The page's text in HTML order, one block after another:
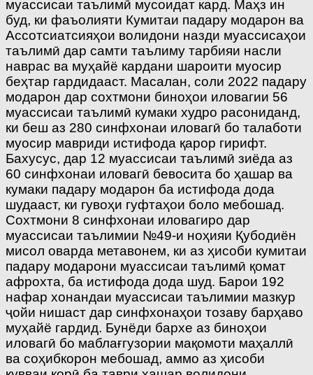
муассисаи таълимӣ мусоидат кард. Маҳз ин
буд, ки фаъолияти Кумитаи падару модарон ва
Ассотсиатсияҳои волидони назди муассисаҳои
таълимӣ дар самти таълиму тарбияи насли
наврас ва муҳайё кардани шароити муосир
беҳтар гардидааст. Масалан, соли 2022 падару
модарон дар сохтмони биноҳои иловагии 56
муассисаи таълимӣ кумаки худро расониданд,
ки беш аз 280 синфхонаи иловагӣ бо талаботи
муосир мавриди истифода қарор гирифт.
Бахусус, дар 12 муассисаи таълимӣ зиёда аз
60 синфхонаи иловагӣ бевосита бо ҳашар ва
кумаки падару модарон ба истифода дода
шудааст, ки гувоҳи гуфтаҳои боло мебошад.
Сохтмони 8 синфхонаи иловагиро дар
муассисаи таълимии №49-и ноҳияи Қубодиён
мисол оварда метавонем, ки аз ҳисоби кумитаи
падару модарони муассисаи таълимӣ қомат
афрохта, ба истифода дода шуд. Барои 192
нафар хонандаи муассисаи таълимии мазкур
ҷойи нишаст дар синфхонаҳои тозаву барҳаво
муҳайё гардид. Бунёди бархе аз биноҳои
иловагӣ бо маблағгузории мақомоти маҳаллӣ
ва соҳибкорон мебошад, аммо аз ҳисоби